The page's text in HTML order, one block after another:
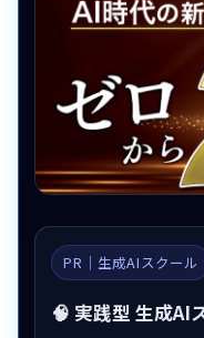
PR｜生成AIスクール
🧠 実践型 生成AI